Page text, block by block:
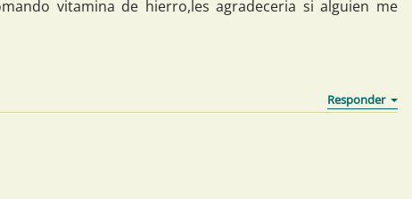
vitamina de hierro,les agradeceria si alguien me